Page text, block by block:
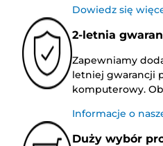
Dowiedz się
2-letnia
Zapewniamy
letniej gwarancji
komputerowy.
Informacje o
Duży wybór